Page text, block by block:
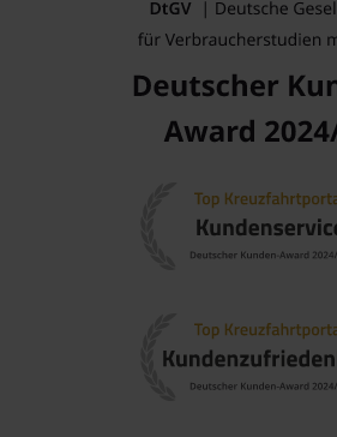
Kultur-Sightseeing : Entdecken Sie
Aborigines, die die Jahrhunderte
der indigenen Völker geben.
Bootstouren auf dem Hunter River:
Tierwelt, darunter Vögel und
beeindruckende Fotos eignen.
Häfen, die Sie